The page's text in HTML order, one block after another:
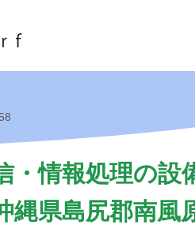
・情報処理の設
縄県島尻郡南風